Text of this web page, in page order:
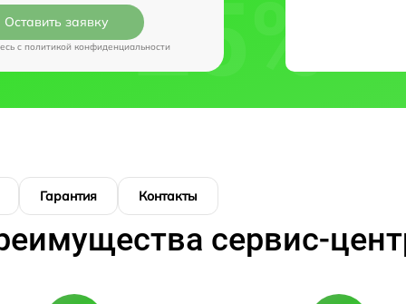
Оставить заявку
c политикой конфиденциальности
Гарантия Контакты
сервис-